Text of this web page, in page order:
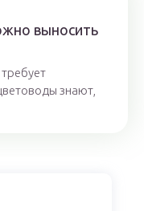
выносить
знают,